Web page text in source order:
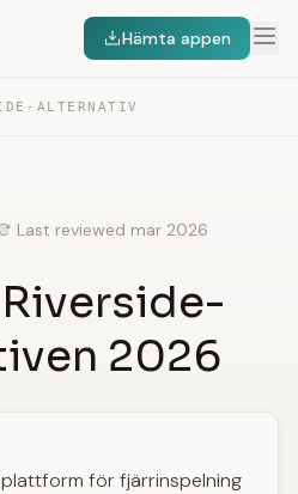
Hämta appen
ALTERNATIV
Last reviewed mar 2026
2026
för fjärrinspelning